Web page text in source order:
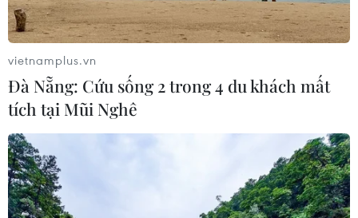
vietnamplus.vn
Đà Nẵng: Cứu sống 2 trong 4 du khách mất
tích tại Mũi Nghê